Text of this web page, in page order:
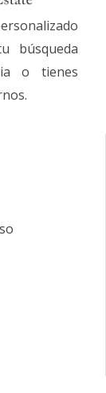
búsqueda
o tienes